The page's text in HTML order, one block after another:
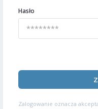
Hasło
Zalogowanie oznacza